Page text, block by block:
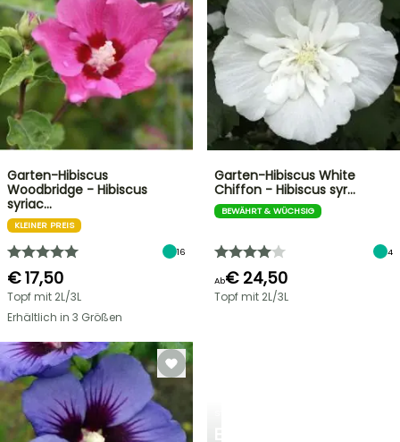
Garten-Hibiscus
Woodbridge - Hibiscus
syriac…
KLEINER PREIS
16
€ 17,50
Topf mit 2L/3L
Erhältlich in 3 Größen
Garten-Hibiscus White
Chiffon - Hibiscus syr…
BEWÄHRT & WÜCHSIG
4
Ab€ 24,50
Topf mit 2L/3L